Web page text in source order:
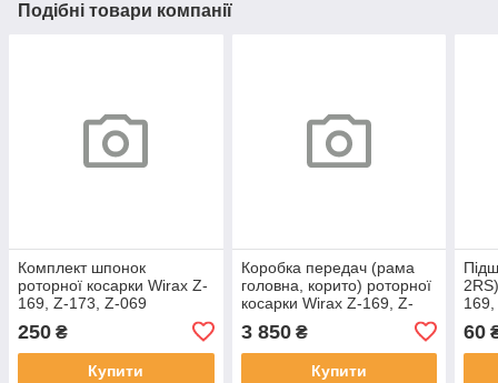
Подібні товари компанії
Комплект шпонок
роторної косарки Wirax Z-
169, Z-173, Z-069
250 ₴
Купити
Коробка передач (рама
головна, корито) роторної
косарки Wirax Z-169, Z-
173, Z-069, (1,35 м) 8245-
036-010-810
3 850₴
Купити
60